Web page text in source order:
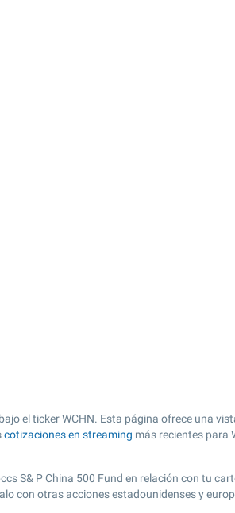
el ticker WCHN. Esta página ofrece una
cotizaciones en streaming más recientes para
S& P China 500 Fund en relación con tu
con otras acciones estadounidenses y